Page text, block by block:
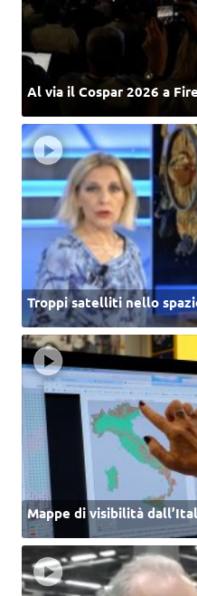
Al via il Cospar 2026 a
Troppi satelliti nello
Mappe di visibilità